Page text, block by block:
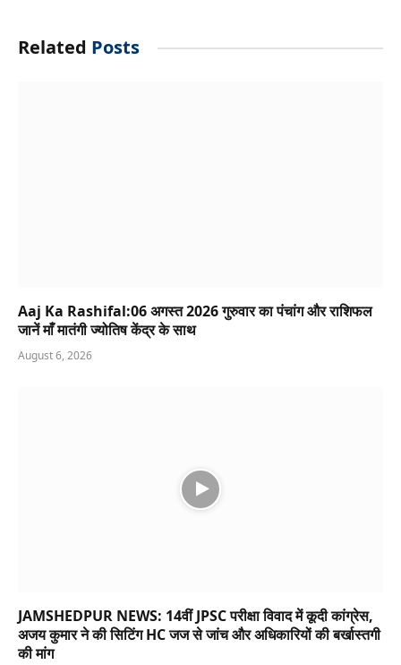
Related Posts
Aaj Ka Rashifal:06 अगस्त 2026 गुरुवार का पंचांग और राशिफल
जानें माँ मातंगी ज्योतिष केंद्र के साथ
August 6, 2026
JAMSHEDPUR NEWS: 14वीं JPSC परीक्षा विवाद में कूदी कांग्रेस,
अजय कुमार ने की सिटिंग HC जज से जांच और अधिकारियों की बर्खास्तगी
की मांग